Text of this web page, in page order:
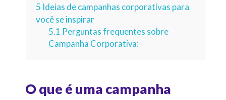
5 Ideias de campanhas corporativas para
você se inspirar
5.1 Perguntas frequentes sobre
Campanha Corporativa:
O que é uma campanha